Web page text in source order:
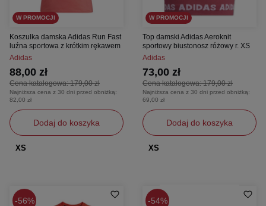
W PROMOCJI
Koszulka damska Adidas Run Fast
luźna sportowa z krótkim rękawem
Adidas
Cena katalogowa:179,00 zł
88,00 zł
Najniższa cena z 30 dni przed obniżką:
82,00 zł
Dodaj do koszyka
XS
W PROMOCJI
Top damski Adidas Aeroknit
sportowy biustonosz różowy r. XS
Adidas
Cena katalogowa:179,00 zł
73,00 zł
Najniższa cena z 30 dni przed obniżką:
69,00 zł
Dodaj do koszyka
XS
56% 54%